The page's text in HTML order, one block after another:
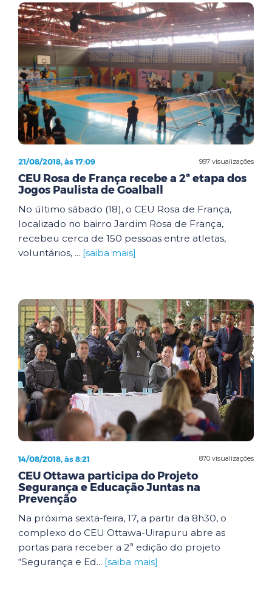
997 visualizações
21/08/2018, às 17:09
CEU Rosa de França recebe a 2ª etapa dos
Jogos Paulista de Goalball
No último sábado (18), o CEU Rosa de França,
localizado no bairro Jardim Rosa de França,
recebeu cerca de 150 pessoas entre atletas,
voluntários, ... [saiba mais]
870 visualizações
14/08/2018, às 8:21
CEU Ottawa participa do Projeto
Segurança e Educação Juntas na
Prevenção
Na próxima sexta-feira, 17, a partir da 8h30, o
complexo do CEU Ottawa-Uirapuru abre as
portas para receber a 2ª edição do projeto
“Segurança e Ed... [saiba mais]